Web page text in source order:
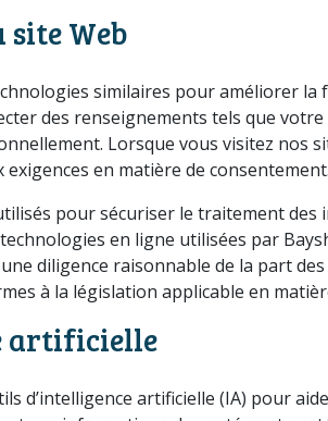
site Web
similaires pour améliorer
des renseignements tels que
Lorsque vous visitez
en matière de consentement.
pour sécuriser le traitement
en ligne utilisées par
diligence raisonnable de la part
à la législation applicable en
artificielle
d’intelligence artificielle (IA) pour